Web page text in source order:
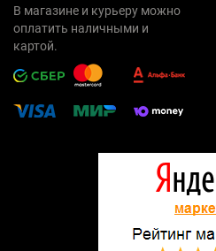
В магазине и курьеру можно
оплатить наличными и
картой.